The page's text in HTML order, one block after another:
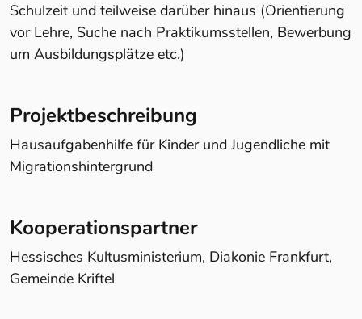
Schulzeit und teilweise darüber hinaus (Orientierung
vor Lehre, Suche nach Praktikumsstellen, Bewerbung
um Ausbildungsplätze etc.)
Projektbeschreibung
Hausaufgabenhilfe für Kinder und Jugendliche mit
Migrationshintergrund
Kooperationspartner
Hessisches Kultusministerium, Diakonie Frankfurt,
Gemeinde Kriftel